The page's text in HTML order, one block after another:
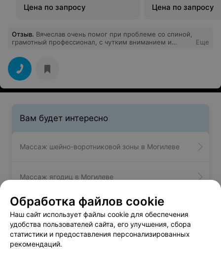
Цена по запросу
Цена по запросу
Отзыв. Вячеслав очень помог при проблеме со спиной,
грамотный профессионал, с чутким вниманием и
планирую наблюдаться у него.
Еще
Вам будет интересно
Массаж шейно-воротниковой зоны в Могилеве
Массаж ягодиц в Могилеве
Расслабляющий массаж в Могилеве
Обработка файлов cookie
Наш сайт использует файлы cookie для обеспечения
удобства пользователей сайта, его улучшения, сбора
статистики и предоставления персонализированных
рекомендаций.